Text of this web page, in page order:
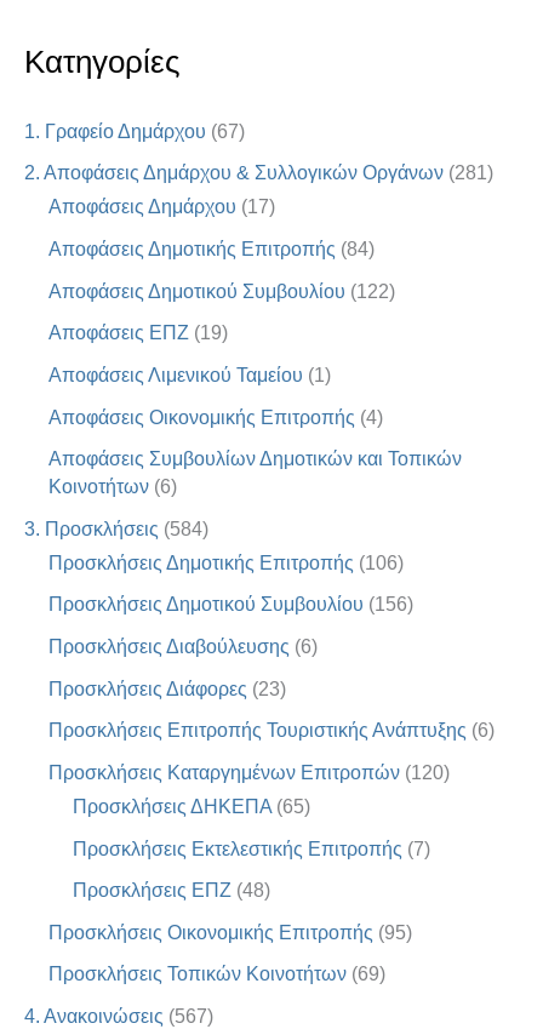
Κατηγορίες
1. Γραφείο Δημάρχου (67)
2. Αποφάσεις Δημάρχου & Συλλογικών Οργάνων (281)
Αποφάσεις Δημάρχου (17)
Αποφάσεις Δημοτικής Επιτροπής (84)
Αποφάσεις Δημοτικού Συμβουλίου (122)
Αποφάσεις ΕΠΖ (19)
Αποφάσεις Λιμενικού Ταμείου (1)
Αποφάσεις Οικονομικής Επιτροπής (4)
Αποφάσεις Συμβουλίων Δημοτικών και Τοπικών
Κοινοτήτων (6)
3. Προσκλήσεις (584)
Προσκλήσεις Δημοτικής Επιτροπής (106)
Προσκλήσεις Δημοτικού Συμβουλίου (156)
Προσκλήσεις Διαβούλευσης (6)
Προσκλήσεις Διάφορες (23)
Προσκλήσεις Επιτροπής Τουριστικής Ανάπτυξης (6)
Προσκλήσεις Καταργημένων Επιτροπών (120)
Προσκλήσεις ΔΗΚΕΠΑ (65)
Προσκλήσεις Εκτελεστικής Επιτροπής (7)
Προσκλήσεις ΕΠΖ (48)
Προσκλήσεις Οικονομικής Επιτροπής (95)
Προσκλήσεις Τοπικών Κοινοτήτων (69)
4. Ανακοινώσεις (567)